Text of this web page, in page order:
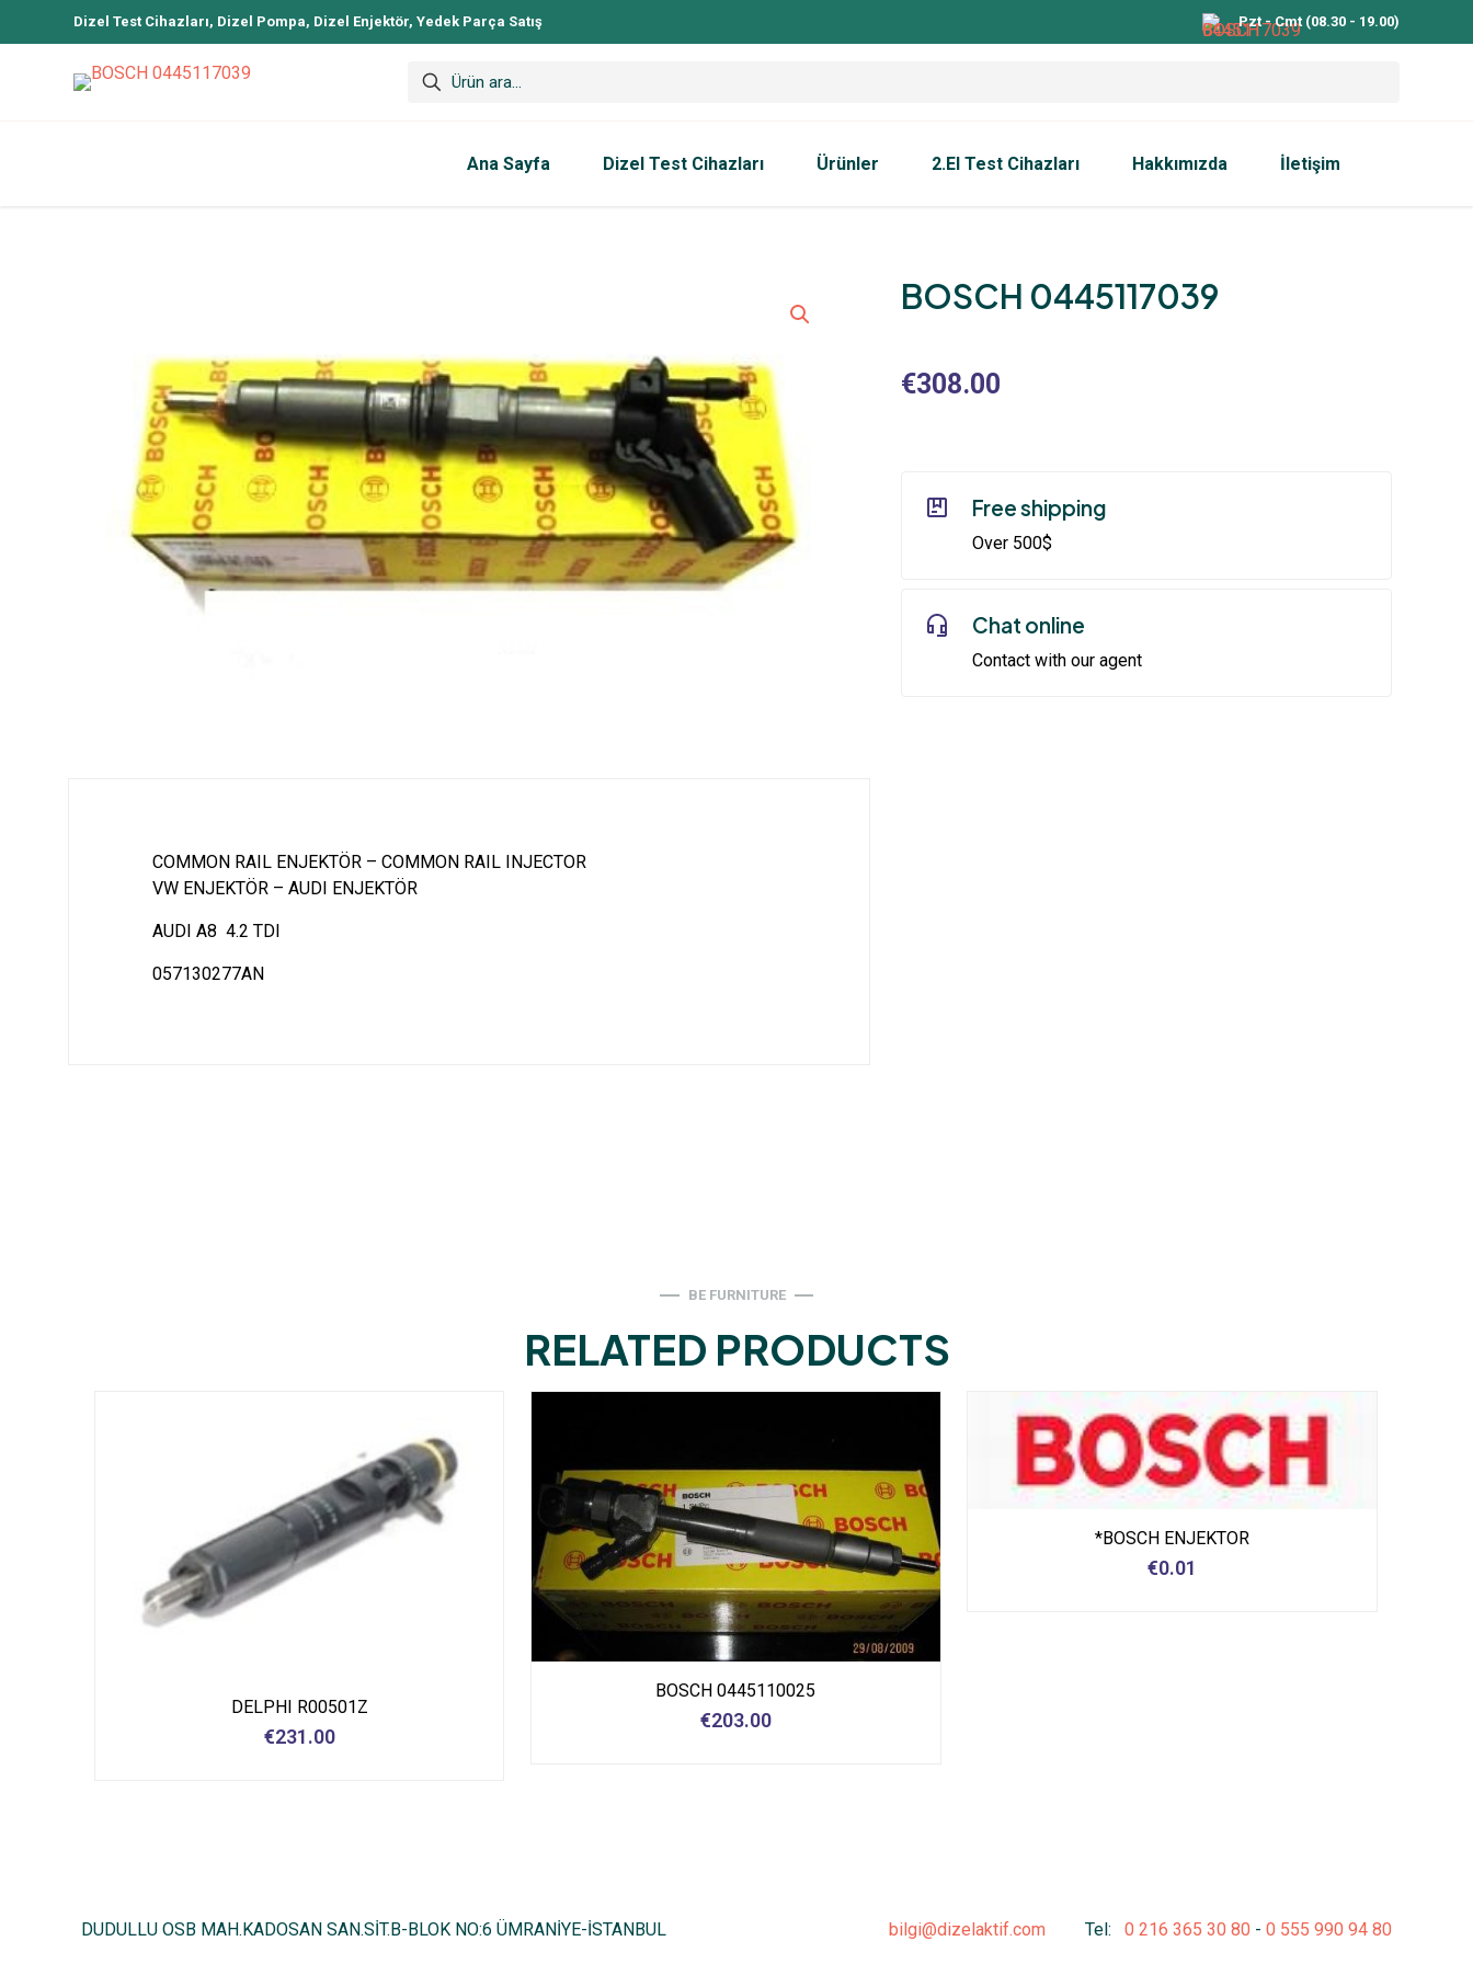
Dizel Test Cihazları, Dizel Pompa, Dizel Enjektör, Yedek Parça Satış Pzt - Cmt (08.30 - 19.00)
Ana Sayfa Dizel Test Cihazları Ürünler 2.El Test Cihazları Hakkımızda İletişim
BOSCH 0445117039
€308.00
Free shipping
Over 500$
Chat online
Contact with our agent
COMMON RAIL ENJEKTÖR – COMMON RAIL INJECTOR
VW ENJEKTÖR – AUDI ENJEKTÖR
AUDI A8 4.2 TDI
057130277AN
BE FURNITURE
RELATED PRODUCTS
DELPHI R00501Z
€231.00
BOSCH 0445110025
€203.00
*BOSCH ENJEKTOR
€0.01
DUDULLU OSB MAH.KADOSAN SAN.SİT.B-BLOK NO:6 ÜMRANİYE-İSTANBUL bilgi@dizelaktif.com Tel: 0 216 365 30 80 - 0 555 990 94 80